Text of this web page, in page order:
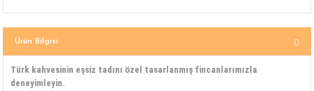
Ürün Bilgisi
Türk kahvesinin eşsiz tadını özel tasarlanmış fincanlarımızla
deneyimleyin.